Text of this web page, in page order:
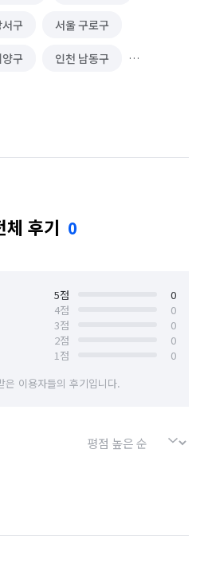
구 서울 구로구
구 인천 남동구
체 후기 0
5점
0
4점
0
3점
0
2점
0
1점
0
이용자들의 후기입니다.